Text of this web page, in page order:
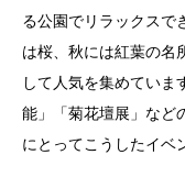
る公園でリラックスで
は桜、秋には紅葉の名
して人気を集めていま
能」「菊花壇展」など
にとってこうしたイベ